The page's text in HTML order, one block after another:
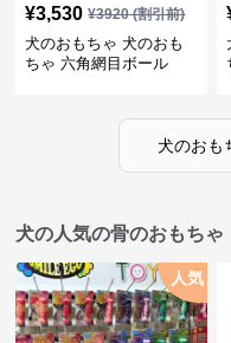
¥3,530 ¥3920(割引前)
犬のおもちゃ 犬のおも
ちゃ 六角網目ボール
犬のおも
犬の人気の骨のおもちゃ
人気